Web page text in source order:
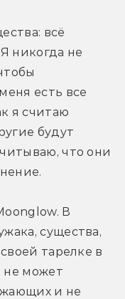
всё
никогда не
есть все
я считаю
будут
что они
В
существа,
тарелке в
не может
и не